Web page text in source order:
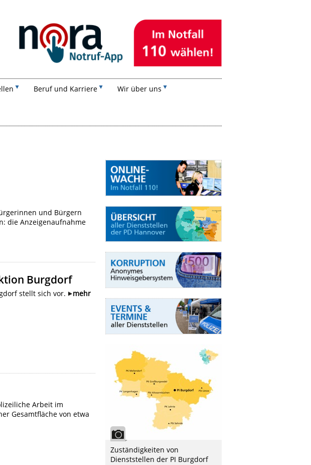
Beruf und Karriere Wir über uns
und Bürgern
die Anzeigenaufnahme
Burgdorf
stellt sich vor. mehr
Arbeit im
Gesamtfläche von etwa
Zuständigkeiten von
Dienststellen der PI Burgdorf